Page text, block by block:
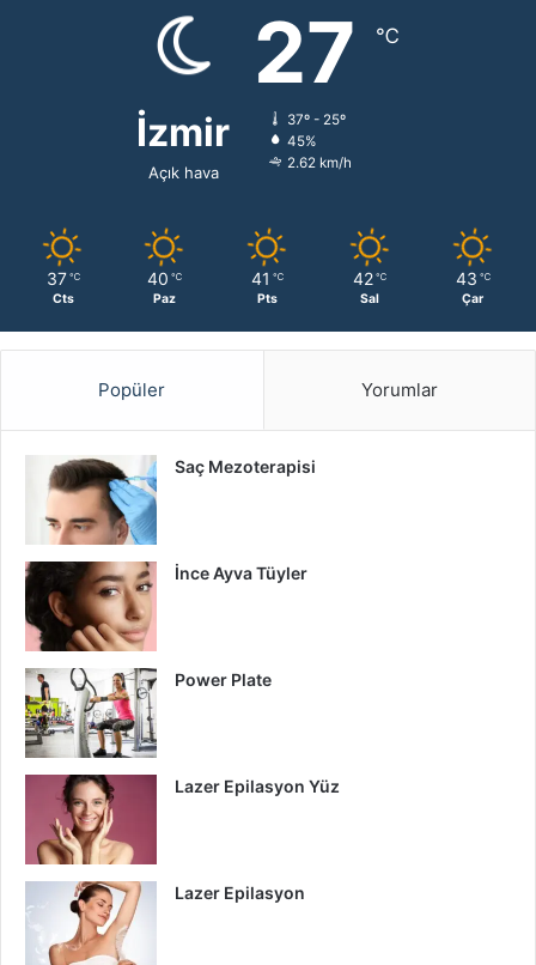
İzmir
Açık hava
27 ℃
37º - 25º
45%
2.62 km/h
37 ℃
Cts
40 ℃
Paz
41 ℃
Pts
42 ℃
Sal
43 ℃
Çar
Popüler Yorumlar
Saç Mezoterapisi
İnce Ayva Tüyler
Power Plate
Lazer Epilasyon Yüz
Lazer Epilasyon